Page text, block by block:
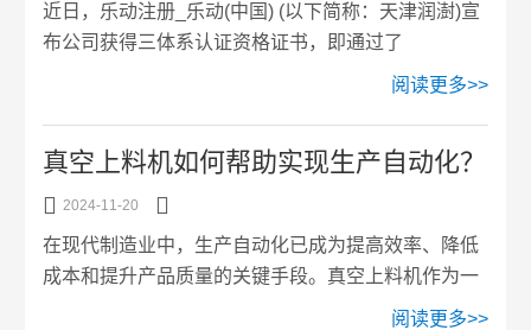
以来，第三次成功认定高新技术企业。天津市认定机
构2024年认定报备的第二批高新技术...
近日，乐动注册_乐动(中国) (以下简称：天津润澍)宣
布公司获得三体系认证资格证书，即通过了
ISO9001、ISO14001、ISO45001三个国际标准体系
康安全管理体系的认证，证明企业在这些方面已经达
到了国际标准的要求。其中，质量管理体系符合标
范围包括：真空上料机、无尘投料站、除铁器、拆包
机、称重系统的制造...
阅读更多>>
真空上料机如何帮助实现生产自动化？
 2024-11-20 
在现代制造业中，生产自动化已成为提高效率、降低
成本和提升产品质量的关键手段。真空上料机作为一
种先进的物料输送设备，在实现生产自动化方面发挥
阅读更多>>